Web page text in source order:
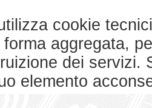
cookie
aggregata,
dei servizi.
elemento